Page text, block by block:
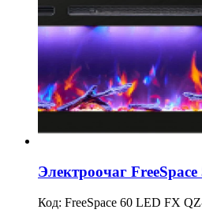
Электроочаг
Код: FreeSpace 60 LED FX